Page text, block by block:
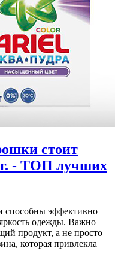
стоит
- ТОП лучших
способны эффективно
одежды. Важно
продукт, а не просто
которая привлекла